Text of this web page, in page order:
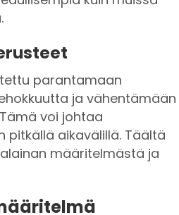
parantamaan
ja vähentämään
voi johtaa
pitkällä aikavälillä. Täältä
määritelmästä ja